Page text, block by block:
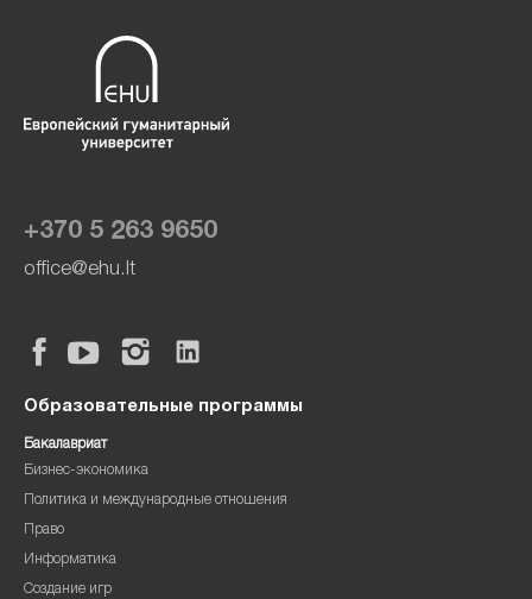
+370 5 263 9650
office@ehu.lt
Образовательные программы
Бакалавриат
Бизнес-экономика
Политика и международные отношения
Право
Информатика
Создание игр